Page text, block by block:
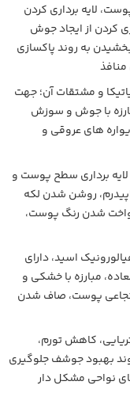
لایه برداری کردن
کردن از ایجاد جوش
به روند پاکسازی
آسیاتیکا و مشتقات آن؛ جهت
با جوش و سوزش
های عروقی و
برداری سطح پوست و
روشن شدن لکه
شدن رنگ پوست،
قوی تر از هیالورونیک اسید، دارای
مبارزه با خشکی و
پوست، صاف شدن
کاهش تورم،
بهبود جوشف جلوگیری
نواحی مشکل دار